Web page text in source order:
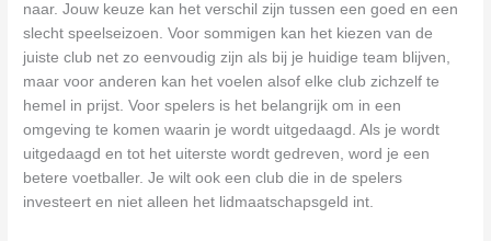
naar. Jouw keuze kan het verschil zijn tussen een goed en een
slecht speelseizoen. Voor sommigen kan het kiezen van de
juiste club net zo eenvoudig zijn als bij je huidige team blijven,
maar voor anderen kan het voelen alsof elke club zichzelf te
hemel in prijst. Voor spelers is het belangrijk om in een
omgeving te komen waarin je wordt uitgedaagd. Als je wordt
uitgedaagd en tot het uiterste wordt gedreven, word je een
betere voetballer. Je wilt ook een club die in de spelers
investeert en niet alleen het lidmaatschapsgeld int.